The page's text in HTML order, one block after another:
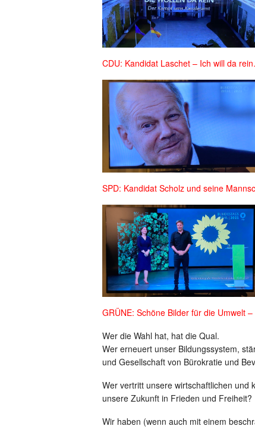
CDU: Kandidat Laschet – Ich will da
SPD: Kandidat Scholz und seine
GRÜNE: Schöne Bilder für die Umwelt
Wer die Wahl hat, hat die Qual.
Wer erneuert unser Bildungssystem,
und Gesellschaft von Bürokratie und
Wer vertritt unsere wirtschaftlichen und
unsere Zukunft in Frieden und Freiheit?
Wir haben (wenn auch mit einem